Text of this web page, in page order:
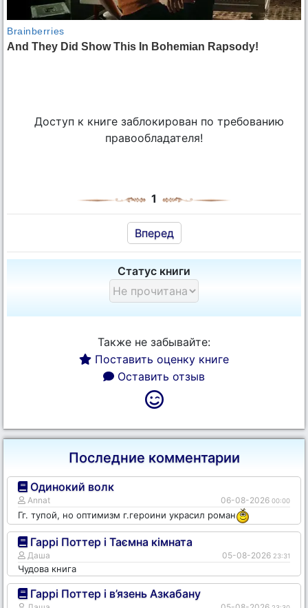
Доступ к книге заблокирован по требованию
правообладателя!
1
Вперед
Статус книги
Также не забывайте:
Поставить оценку книге
Оставить отзыв
Последние комментарии
Одинокий волк
Annat 06-08-2026 00:00
Гг. тупой, но оптимизм г.героини украсил роман
Гаррі Поттер і Таємна кімната
Даша 05-08-2026 23:31
Чудова книга
Гаррі Поттер і в’язень Азкабану